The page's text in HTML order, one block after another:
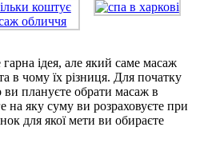
ідея, але який саме масаж
в чому їх різниця. Для початку
ви плануєте обрати масаж в
на яку суму ви розраховуєте при
для якої мети ви обираєте